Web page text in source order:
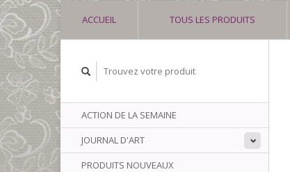
ACCUEIL TOUS LES PRODUITS
ACTION DE LA SEMAINE
JOURNAL D'ART
PRODUITS NOUVEAUX